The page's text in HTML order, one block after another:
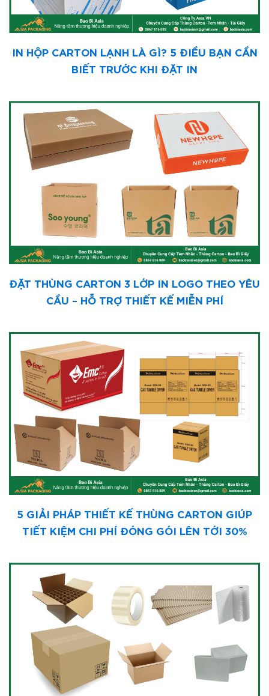
IN HỘP CARTON LẠNH LÀ GÌ? 5 ĐIỀU BẠN CẦN
BIẾT TRƯỚC KHI ĐẶT IN
ĐẶT THÙNG CARTON 3 LỚP IN LOGO THEO YÊU
CẦU – HỖ TRỢ THIẾT KẾ MIỄN PHÍ
5 GIẢI PHÁP THIẾT KẾ THÙNG CARTON GIÚP
TIẾT KIỆM CHI PHÍ ĐÓNG GÓI LÊN TỚI 30%